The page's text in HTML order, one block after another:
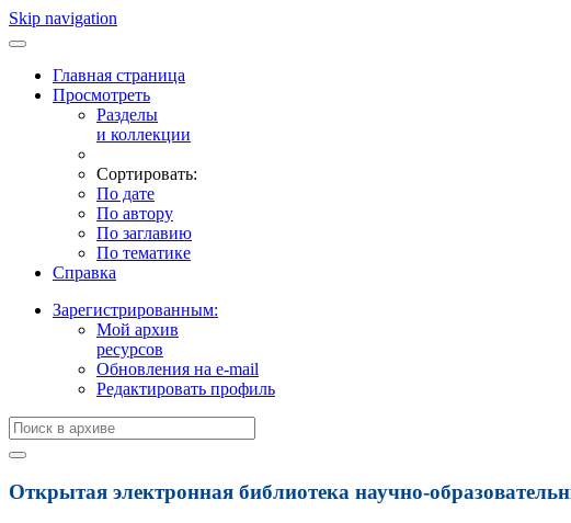
Skip navigation
Главная страница
Просмотреть
Разделы
и коллекции
Сортировать:
По дате
По автору
По заглавию
По тематике
Справка
Зарегистрированным:
Мой архив
ресурсов
Обновления на e-mail
Редактировать профиль
Открытая электронная библиотека научно-